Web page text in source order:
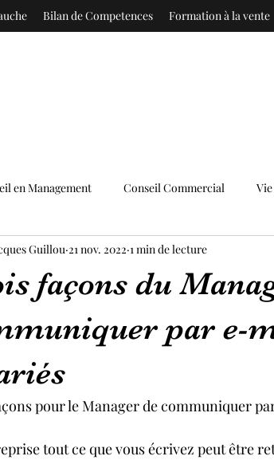
Bilan de Competences Formation à la vente
en Management Conseil Commercial
en entreprise
façons du
par e-
Guillou 21 nov. 2022 1 min de lecture
pour le Manager de communiquer
tout ce que vous écrivez peut être